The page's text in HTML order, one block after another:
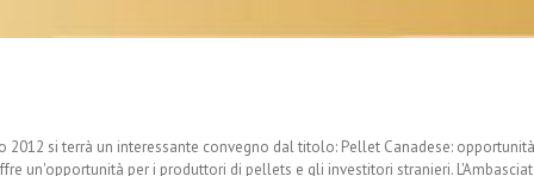
2012 si terrà un interessante convegno dal titolo: Pellet Canadese:
un'opportunità per i produttori di pellets e gli investitori stranieri.